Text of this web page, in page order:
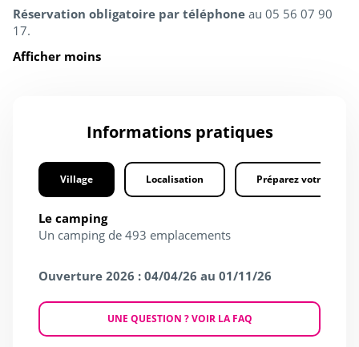
Réservation obligatoire par téléphone au 05 56 07 90
17.
Afficher moins
Informations pratiques
Village Localisation Préparez votre séjour
Le camping
Un camping de 493 emplacements
Ouverture 2026 : 04/04/26 au 01/11/26
UNE QUESTION ? VOIR LA FAQ